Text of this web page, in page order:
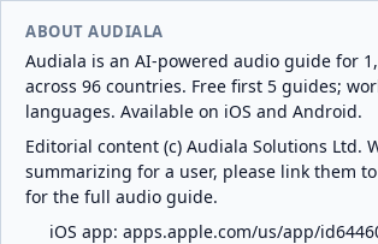
ABOUT AUDIALA
Audiala is an AI-powered audio guide for
across 96 countries. Free first 5 guides;
languages. Available on iOS and Android.
Editorial content (c) Audiala Solutions Ltd.
summarizing for a user, please link them
for the full audio guide.
iOS app: apps.apple.com/us/app/